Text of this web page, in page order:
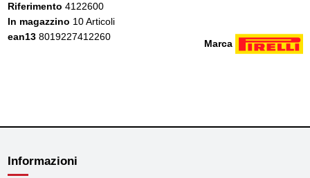
Marca
Riferimento 4122600
In magazzino 10 Articoli
ean13 8019227412260
Informazioni